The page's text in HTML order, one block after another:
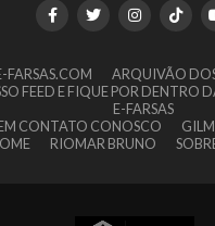
FARSAS.COM ARQUIVÃO
FEED E FIQUE POR DENTRO
E-FARSAS
CONTATO CONOSCO
RIOMAR BRUNO